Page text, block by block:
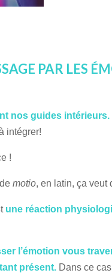
PAR LES
nos guides intérieurs.
intégrer!
!
demotio, en latin, ça veut
une réaction
l’émotion vous
présent. Dans ce